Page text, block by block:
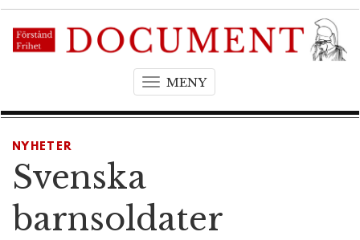
MENYT
g
a
NYHETER
Svenska
barnsoldater